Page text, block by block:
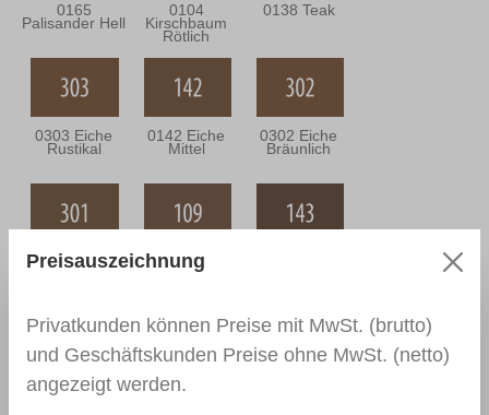
0165
Palisander Hell
0104
Kirschbaum
Rötlich
0138 Teak
0303 Eiche
Rustikal
0142 Eiche
Mittel
0302 Eiche
Bräunlich
0301 Eiche
Grünlich
0109
Nussbaum
0144 Braun 0110
Preisauszeichnung
Privatkunden können Preise mit MwSt. (brutto)
und Geschäftskunden Preise ohne MwSt. (netto)
angezeigt werden.